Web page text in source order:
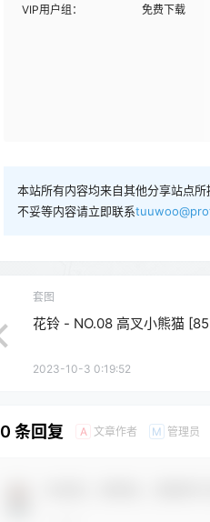
VIP用户组： 免费下载
本站所有内容均来自其他分享站点
不妥等内容请立即联系
套图
花铃 - NO.08 高叉小熊猫
2023-10-3 0:19:52
0 条回复 A 文章作者 M 管理员